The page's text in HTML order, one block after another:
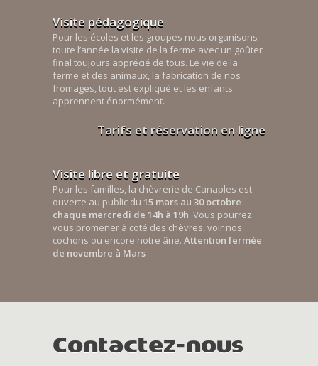
Visite pédagogique
Pour les écoles et les groupes nous organisons
toute l’année la visite de la ferme avec un goûter
final toujours apprécié de tous. Le vie de la
ferme et des animaux, la fabrication de nos
fromages, tout est expliqué et les enfants
apprennent énormément.
Tarifs et réservation en ligne
Visite libre et gratuite
Pour les familles, la chèvrerie de Canaples est
ouverte au public du 15 mars au 30 octobre
chaque mercredi de 14h à 19h. Vous pourrez
vous promener à coté des chèvres, voir nos
cochons ou encore notre âne. Attention fermée
de novembre à Mars
Contactez-nous